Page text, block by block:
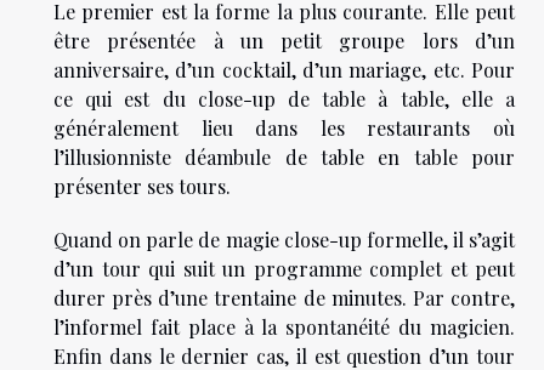
Le premier est la forme la plus courante. Elle peut
être présentée à un petit groupe lors d’un
anniversaire, d’un cocktail, d’un mariage, etc. Pour
ce qui est du close-up de table à table, elle a
généralement lieu dans les restaurants où
l’illusionniste déambule de table en table pour
présenter ses tours.
Quand on parle de magie close-up formelle, il s’agit
d’un tour qui suit un programme complet et peut
durer près d’une trentaine de minutes. Par contre,
l’informel fait place à la spontanéité du magicien.
Enfin dans le dernier cas, il est question d’un tour